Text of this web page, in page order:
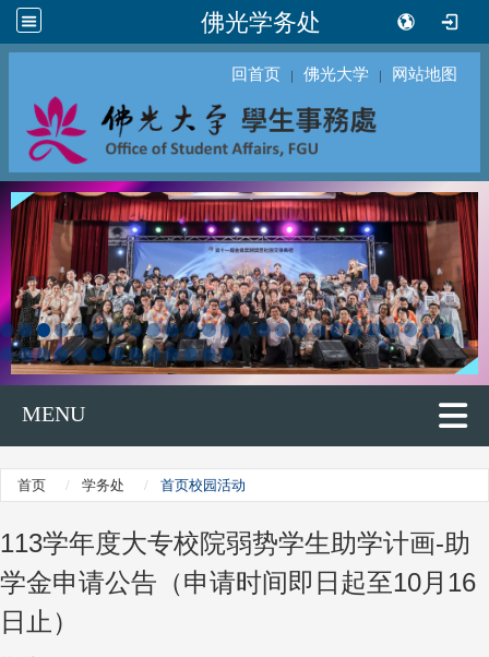
佛光学务处
回首页 ｜ 佛光大学 ｜ 网站地图
MENU
首页 学务处 首页校园活动
113学年度大专校院弱势学生助学计画-助
学金申请公告（申请时间即日起至10月16
日止）